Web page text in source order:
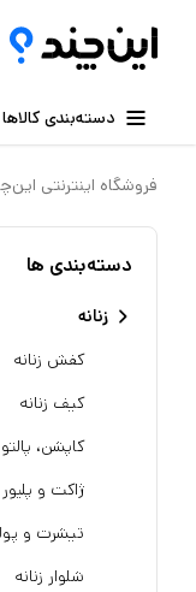
دسته‌بندی کالاها
فروشگاه اینترنتی
دسته‌بندی ها
زنانه
کفش زنانه
کیف زنانه
کاپشن، پالتو
ژاکت و پلیور
تیشرت و
شلوار زنانه